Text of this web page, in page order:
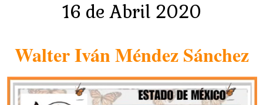
16 de Abril 2020
Walter Iván Méndez Sánchez